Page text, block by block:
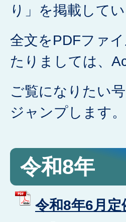
り」を掲載してい
全文をPDFファ
たりましては、
ご覧になりたい
ジャンプします。
令和8年
令和8年6月